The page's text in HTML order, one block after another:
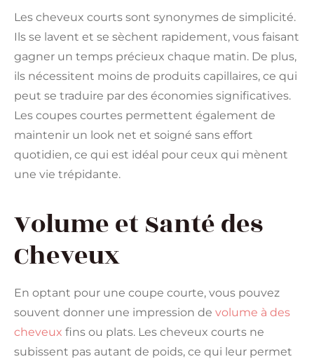
Les cheveux courts sont synonymes de simplicité.
Ils se lavent et se sèchent rapidement, vous faisant
gagner un temps précieux chaque matin. De plus,
ils nécessitent moins de produits capillaires, ce qui
peut se traduire par des économies significatives.
Les coupes courtes permettent également de
maintenir un look net et soigné sans effort
quotidien, ce qui est idéal pour ceux qui mènent
une vie trépidante​.
Volume et Santé des
Cheveux
En optant pour une coupe courte, vous pouvez
souvent donner une impression de volume à des
cheveux fins ou plats. Les cheveux courts ne
subissent pas autant de poids, ce qui leur permet